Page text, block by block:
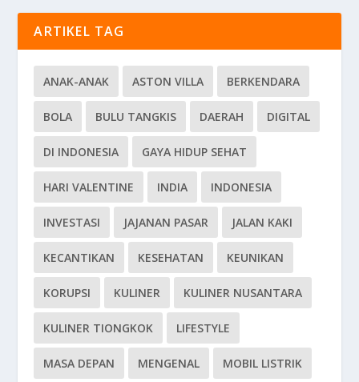
ARTIKEL TAG
ANAK-ANAK ASTON VILLA BERKENDARA
BOLA BULU TANGKIS DAERAH DIGITAL
DI INDONESIA GAYA HIDUP SEHAT
HARI VALENTINE INDIA INDONESIA
INVESTASI JAJANAN PASAR JALAN KAKI
KECANTIKAN KESEHATAN KEUNIKAN
KORUPSI KULINER KULINER NUSANTARA
KULINER TIONGKOK LIFESTYLE
MASA DEPAN MENGENAL MOBIL LISTRIK